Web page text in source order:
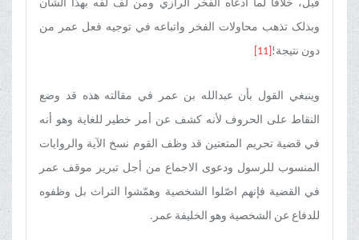
قبل، خلافاً لما ادعاه الفخر الرازي ومن لف لفه بهذا الشأن
وبذلک تذهب محاولات الفخر واتباعه في توجیه فعل عمر من
دون نتیجة! [11]
وینبغي القول بأن عبدالله بن عمر في مقالته هذه قد وضع
النقاط علی الحروف لأنه کشف عن أمر خطیر للغایة وهو أنه
في قضیة تحریم المتعتین قد وظف القوم نسخ الآیة والروایات
المنسوب للرسول ودعوی الاجماع من أجل تبریر موقف عمر
في القضیة فإنهم اصّلوا الشخصیة وهمّشوا التراث بل وظفوه
للدفاع عن الشخصیة وهو الخلیفة عمر.